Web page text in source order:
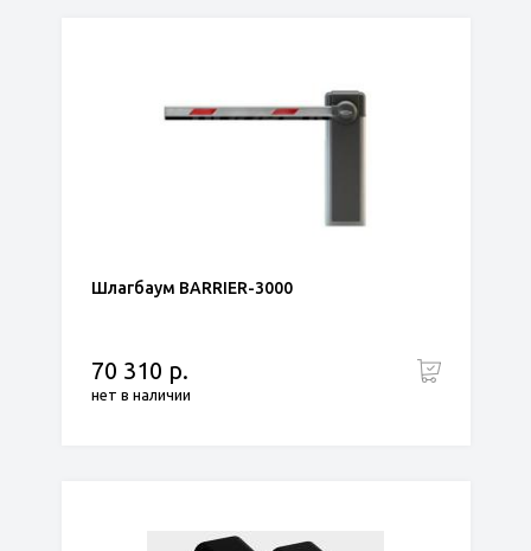
Шлагбаум BARRIER-3000
70 310 р.
нет в наличии